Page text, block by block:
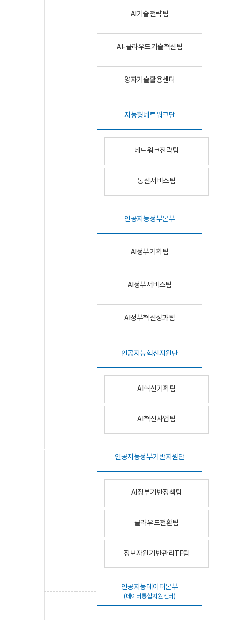
AI기술전략팀
AI-클라우드기술혁신팀
양자기술활용센터
지능형네트워크단
네트워크전략팀
통신서비스팀
인공지능정부본부
AI정부기획팀
AI정부서비스팀
AI정부혁신성과팀
인공지능혁신지원단
AI혁신기획팀
AI혁신사업팀
인공지능정부기반지원단
AI정부기반정책팀
클라우드전환팀
정보자원기반관리TF팀
인공지능데이터본부
(데이터통합지원센터)